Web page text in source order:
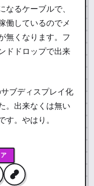
なるケーブルで、
働しているのでメ
無くなります。フ
ドドロップで出来
ブディスプレイ化
。出来なくは無い
す。やはり。